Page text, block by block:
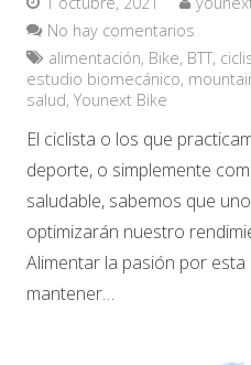
No hay comentarios
alimentación, Bike, BTT,
estudio biomecánico,
salud, Younext Bike
El ciclista o los que
deporte, o simplemente
saludable, sabemos que
optimizarán nuestro
Alimentar la pasión por
mantener…